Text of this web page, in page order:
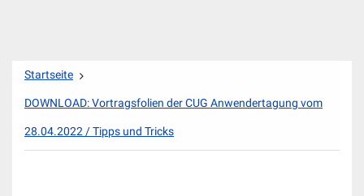
Zum
springen
Startseite
DOWNLOAD: Vortragsfolien der CUG Anwendertagung vom
28.04.2022 / Tipps und Tricks